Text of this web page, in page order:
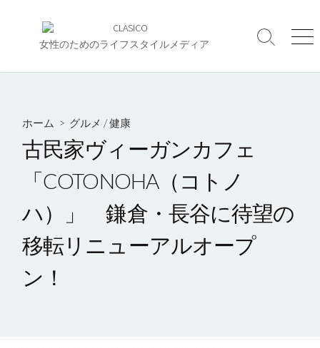
女性のためのライフスタイルメディア
検
メ
ホーム > グルメ /健康
古民家ヴィーガンカフェ
「COTONOHA（コトノ
ハ）」 鎌倉・長谷に待望の
移転リニューアルオープ
ン！